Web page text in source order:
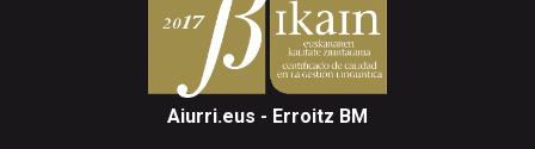
Aiurri.eus - Erroitz BM